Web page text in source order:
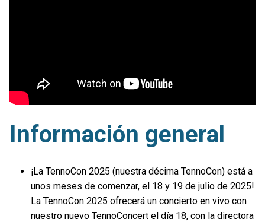
Información general
¡La TennoCon 2025 (nuestra décima TennoCon) está a
unos meses de comenzar, el 18 y 19 de julio de 2025!
La TennoCon 2025 ofrecerá un concierto en vivo con
nuestro nuevo TennoConcert el día 18, con la directora